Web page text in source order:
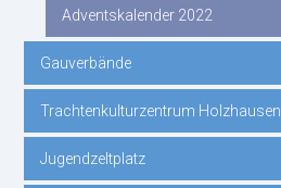
Adventskalender 2022
Gauverbände
Trachtenkulturzentrum Holzhausen
Jugendzeltplatz